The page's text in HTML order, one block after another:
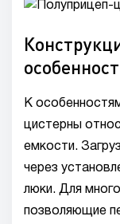
К
цистерны
емкости.
через
люки. Для
позволяющие